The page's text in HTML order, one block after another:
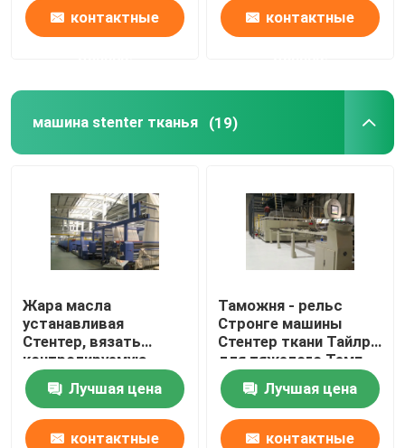
контактные контактные
машина stenter тканья (19)
Жара масла
устанавливая
Стентер, вязать
контролируемую
влагу петли ткани
доводочных станков
Лучшая цена
контактные
Таможня - рельс
Стронге машины
Стентер ткани Тайлр
для тяжелого Темп
простирания даже
Лучшая цена
контактные